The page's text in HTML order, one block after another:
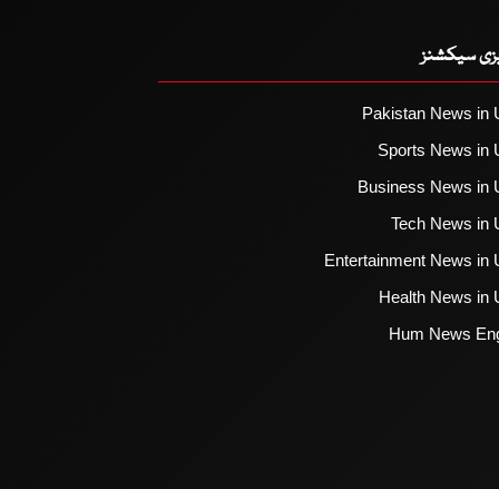
سیکشنز
Pakistan News in
Sports News in
Business News in
Tech News in
Entertainment News in
Health News in
Hum News